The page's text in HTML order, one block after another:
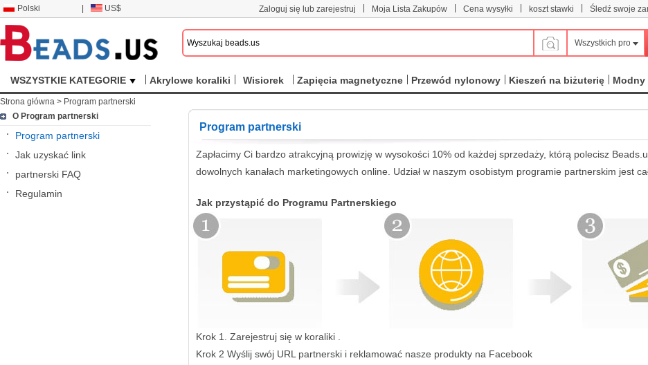
Polski US$ Zaloguj się lub zarejestruj Moja Lista Zakupów Cena wysyłki koszt stawki Śledź swoje
Wszystkich
WSZYSTKIE KATEGORIE Akrylowe koraliki Wisiorek Zapięcia magnetyczne Przewód nylonowy Kieszeń na biżuterię Modny
Strona główna > Program partnerski
O Program partnerski
Program partnerski
Jak uzyskać link
partnerski FAQ
Regulamin
Program partnerski
Zapłacimy Ci bardzo atrakcyjną prowizję w wysokości 10% od każdej sprzedaży, którą polecisz
dowolnych kanałach marketingowych online. Udział w naszym osobistym programie partnerskim jest
Jak przystąpić do Programu Partnerskiego
Krok 1. Zarejestruj się w koraliki .
Krok 2 Wyślij swój URL partnerski i reklamować nasze produkty na Facebook